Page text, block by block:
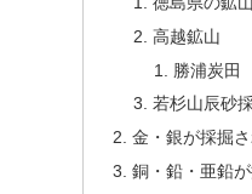
高越鉱山
勝浦炭田
若杉山辰砂
金・銀が採掘
銅・鉛・亜鉛